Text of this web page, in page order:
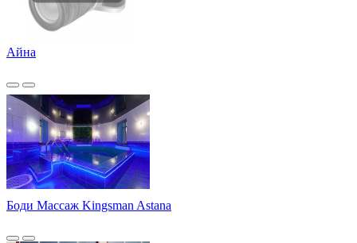
Айна
Боди Массаж Kingsman Astana